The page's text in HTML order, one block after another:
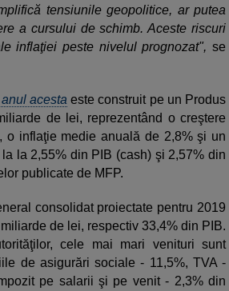
tensiunile geopolitice, ar putea
a cursului de schimb. Aceste riscuri
inflaţiei peste nivelul prognozat", se
acesta este construit pe un Produs
de lei, reprezentând o creştere
o inflaţie medie anuală de 2,8% şi un
la 2,55% din PIB (cash) şi 2,57% din
publicate de MFP.
consolidat proiectate pentru 2019
de lei, respectiv 33,4% din PIB.
cele mai mari venituri sunt
de asigurări sociale - 11,5%, TVA -
pe salarii şi pe venit - 2,3% din